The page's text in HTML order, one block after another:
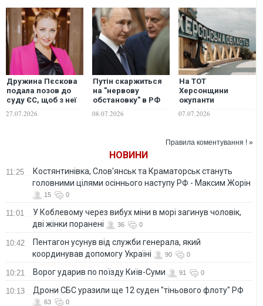
Дружина Пєскова
подала позов до
суду ЄС, щоб з неї
27.07.2026
Путін скаржиться
на "нервову
обстановку" в РФ
швидше
08.07.2026
На ТОТ
Херсонщини
окупанти
режим техногенної
07.07.2026
Правила коментування ! »
НОВИНИ
11:25
Костянтинівка, Слов'янськ та Краматорськ стануть
головними цілями осіннього наступу РФ - Максим Жорін
15 0
11:01
У Коблевому через вибух міни в морі загинув чоловік,
дві жінки поранені
36 0
10:42
Пентагон усунув від служби генерала, який
координував допомогу Україні
90 0
10:21 Ворог ударив по поїзду Київ-Суми 91 0
10:13 Дрони СБС уразили ще 12 суден "тіньового флоту" РФ
63 0